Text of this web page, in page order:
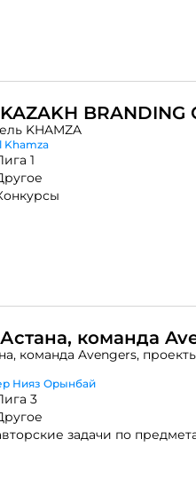
BRANDING
KHAMZA
Khamza
1
команда
команда Avengers,
Нияз Орынбай
3
задачи по